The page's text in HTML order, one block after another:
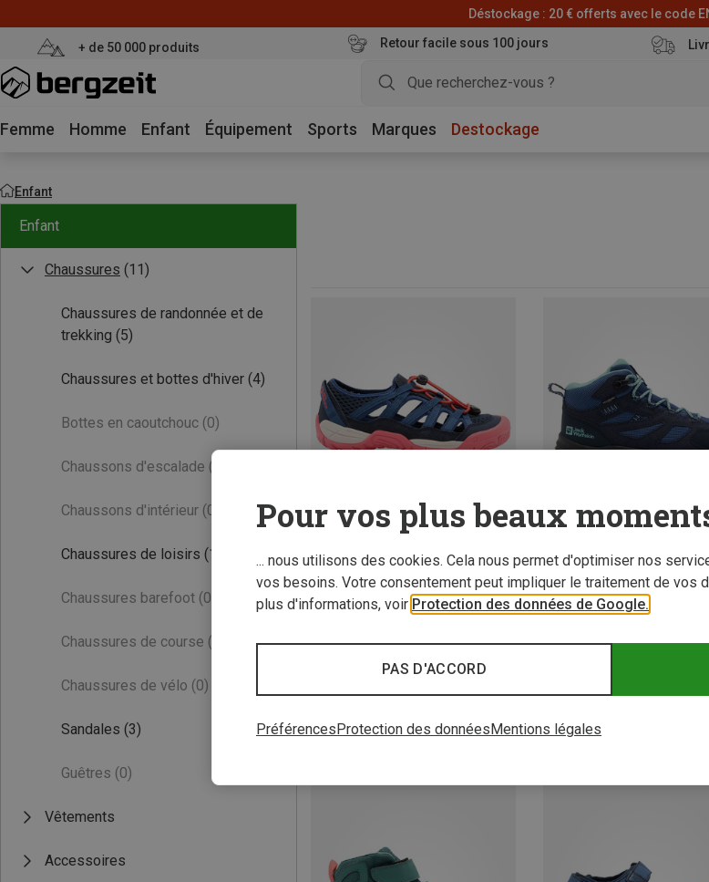
Déstockage : 20 € offerts avec le code
+ de 50 000 produits Retour facile sous 100 jours
Femme Homme Enfant Équipement Sports Marques Destockage
Enfant
Enfant
Chaussures (11)
Chaussures de randonnée et de
trekking (5)
Chaussures et bottes d'hiver (4)
Bottes en caoutchouc (0)
Chaussons d'escalade (0)
Chaussons d'intérieur (0)
Chaussures de loisirs (1)
Chaussures barefoot (0)
Chaussures de course (0)
Chaussures de vélo (0)
Sandales (3)
Guêtres (0)
Vêtements
Accessoires
Vous économisez jusqu'à 38% Vous économisez 36%
Pour vos plus beaux
... nous utilisons des cookies. Cela nous permet d'optimiser nos
vos besoins. Votre consentement peut impliquer le traitement de vos
plus d'informations, voir Protection des données de Google.
PAS D'ACCORD
Préférences Protection des données Mentions légales